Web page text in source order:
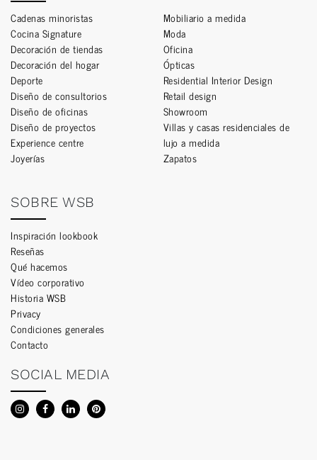
Cadenas minoristas
Cocina Signature
Decoración de tiendas
Decoración del hogar
Deporte
Diseño de consultorios
Diseño de oficinas
Diseño de proyectos
Experience centre
Joyerías
Mobiliario a medida
Moda
Oficina
Ópticas
Residential Interior Design
Retail design
Showroom
Villas y casas residenciales de
lujo a medida
Zapatos
SOBRE WSB
Inspiración lookbook
Reseñas
Qué hacemos
Vídeo corporativo
Historia WSB
Privacy
Condiciones generales
Contacto
SOCIAL MEDIA